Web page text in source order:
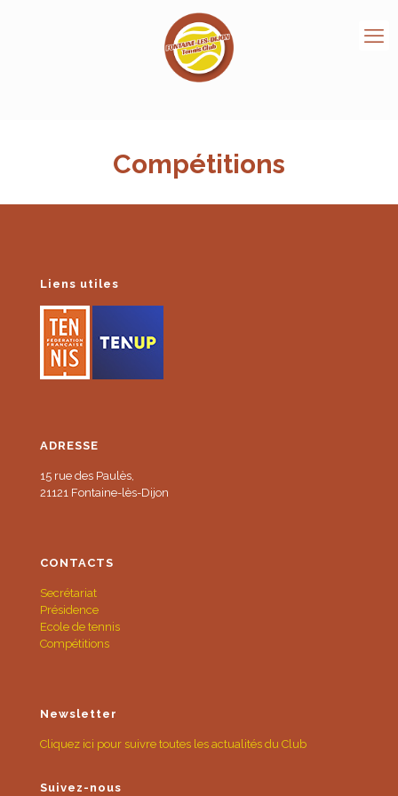
Compétitions
Liens utiles
ADRESSE
15 rue des Paulès,
21121 Fontaine-lès-Dijon
CONTACTS
Secrétariat
Présidence
Ecole de tennis
Compétitions
Newsletter
Cliquez ici pour suivre toutes les actualités du Club
Suivez-nous